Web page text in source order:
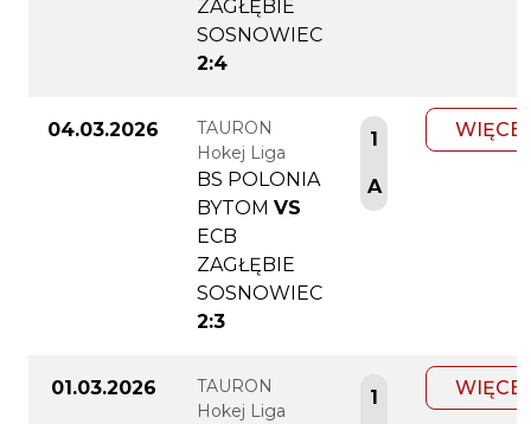
ZAGŁĘBIE
SOSNOWIEC
2:4
04.03.2026
TAURON
Hokej Liga
BS POLONIA
BYTOM VS
ECB
ZAGŁĘBIE
SOSNOWIEC
2:3
1
A
WIĘCEJ
01.03.2026
TAURON
Hokej Liga
1 WIĘCEJ